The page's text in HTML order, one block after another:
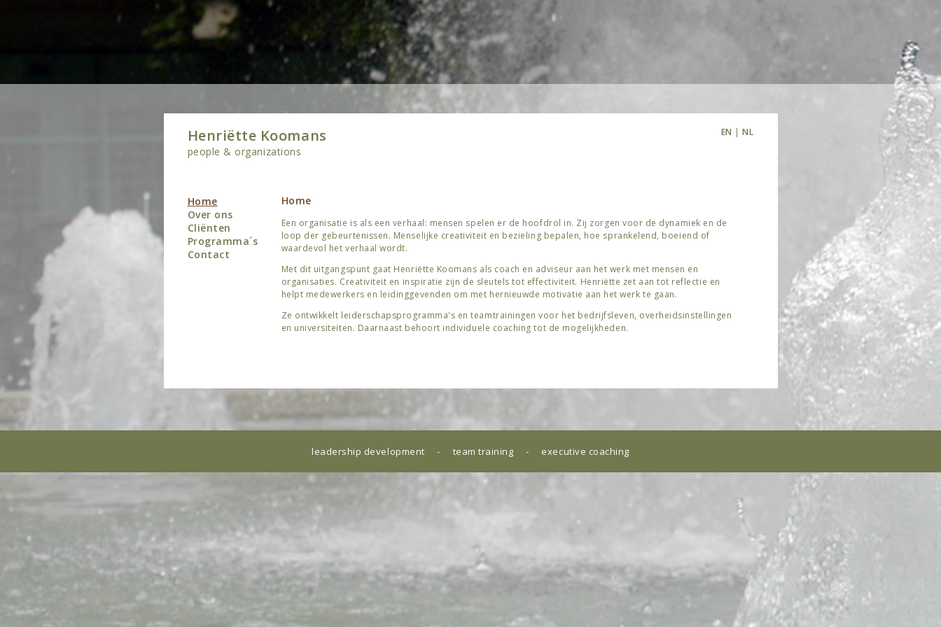
Henriëtte Koomans
people & organizations
EN |NL
Home
Over ons
Cliënten
Programma´s
Contact
Home
Een organisatie is als een verhaal: mensen spelen er de hoofdrol in. Zij zorgen voor de dynamiek en de
loop der gebeurtenissen. Menselijke creativiteit en bezieling bepalen, hoe sprankelend, boeiend of
waardevol het verhaal wordt.
Met dit uitgangspunt gaat Henriëtte Koomans als coach en adviseur aan het werk met mensen en
organisaties. Creativiteit en inspiratie zijn de sleutels tot effectiviteit. Henriëtte zet aan tot reflectie en
helpt medewerkers en leidinggevenden om met hernieuwde motivatie aan het werk te gaan.
Ze ontwikkelt leiderschapsprogramma's en teamtrainingen voor het bedrijfsleven, overheidsinstellingen
en universiteiten. Daarnaast behoort individuele coaching tot de mogelijkheden.
leadership development - team training - executive coaching